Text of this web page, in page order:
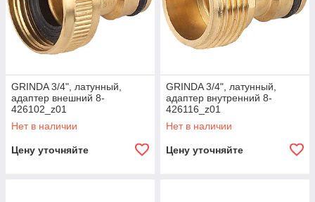
GRINDA 3/4", латунный,
адаптер внешний 8-
426102_z01
Нет в наличии
Цену уточняйте
GRINDA 3/4", латунный,
адаптер внутренний 8-
426116_z01
Нет в наличии
Цену уточняйте